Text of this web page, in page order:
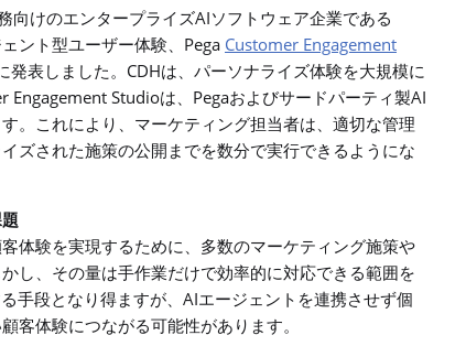
向けのエンタープライズAIソフトウェア企業である
ント型ユーザー体験、 Pega Customer Engagement
発表しました。 CDHは、パーソナライズ体験を大規模に
Engagement Studioは、 Pegaおよびサードパーティ製AI
。これにより、マーケティング担当者は、適切な管理
ズされた施策の公開までを数分で実行できるようにな
体験を実現するために、多数のマーケティング施策や
し、その量は手作業だけで効率的に対応できる範囲を
手段となり得ますが、 AIエージェントを連携させず個
客体験につながる可能性があります。